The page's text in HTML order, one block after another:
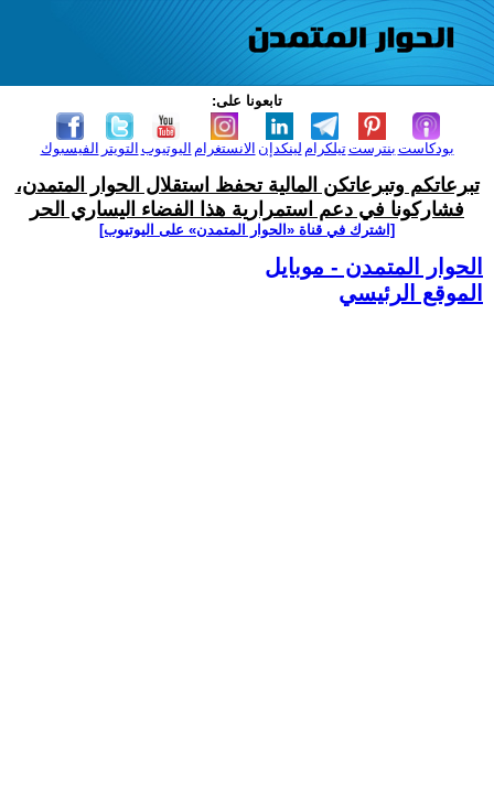
تابعونا على:
الفيسبوك التويتر اليوتيوب الانستغرام لينكدإن تيلكرامبنترست بودكاست
تبرعاتكم وتبرعاتكن المالية تحفظ استقلال الحوار المتمدن،
فشاركونا في دعم استمرارية هذا الفضاء اليساري الحر
[اشترك في قناة ‫«الحوار المتمدن» على اليوتيوب]
الحوار المتمدن - موبايل
الموقع الرئيسي